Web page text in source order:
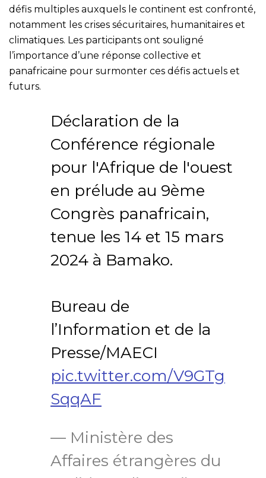
défis multiples auxquels le continent est confronté,
notamment les crises sécuritaires, humanitaires et
climatiques. Les participants ont souligné
l’importance d’une réponse collective et
panafricaine pour surmonter ces défis actuels et
futurs.
Déclaration de la
Conférence régionale
pour l'Afrique de l'ouest
en prélude au 9ème
Congrès panafricain,
tenue les 14 et 15 mars
2024 à Bamako.
Bureau de
l’Information et de la
Presse/MAECI
pic.twitter.com/V9GTg
SqqAF
— Ministère des
Affaires étrangères du